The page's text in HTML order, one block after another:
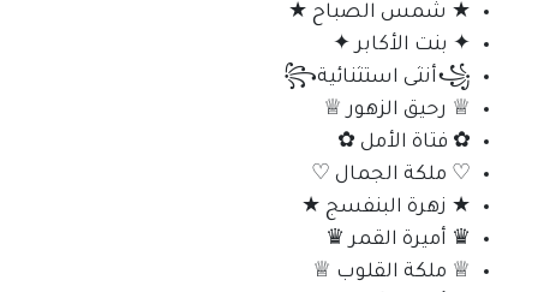
★ شمس الصباح ★
✦ بنت الأكابر ✦
꧁أنثى استثنائية꧂
♕ رحيق الزهور ♕
✿ فتاة الأمل ✿
♡ ملكة الجمال ♡
★ زهرة البنفسج ★
♛ أميرة القمر ♛
♕ ملكة القلوب ♕